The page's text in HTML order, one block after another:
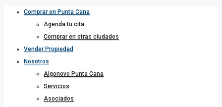
Comprar en Punta Cana
Agenda tu cita
Comprar en otras ciudades
Vender Propiedad
Nosotros
Algonovo Punta Cana
Servicios
Asociados